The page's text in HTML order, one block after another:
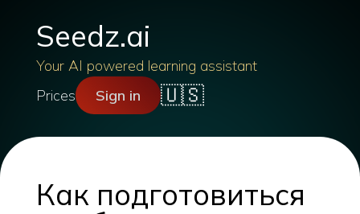
Seedz.ai
Your AI powered learning assistant
Prices
Sign in 🇺🇸
Как подготовиться